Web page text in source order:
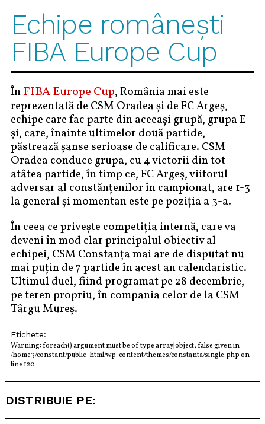
Echipe românești
FIBA Europe Cup
ÎnFIBA Europe Cup, România mai este
reprezentată de CSM Oradea și de FC Argeș,
echipe care fac parte din aceeași grupă, grupa E
și, care, înainte ultimelor două partide,
păstrează șanse serioase de calificare. CSM
Oradea conduce grupa, cu 4 victorii din tot
atâtea partide, în timp ce, FC Argeș, viitorul
adversar al constănțenilor în campionat, are 1-3
la general și momentan este pe poziția a 3-a.
În ceea ce privește competiția internă, care va
deveni în mod clar principalul obiectiv al
echipei, CSM Constanța mai are de disputat nu
mai puțin de 7 partide în acest an calendaristic.
Ultimul duel, fiind programat pe 28 decembrie,
pe teren propriu, în compania celor de la CSM
Târgu Mureș.
Etichete:
Warning: foreach() argument must be of type array|object, false given in
/home3/constant/public_html/wp-content/themes/constanta/single.phpon
line 120
DISTRIBUIE PE: